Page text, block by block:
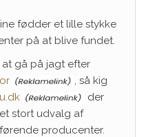
fødder et lille stykke
på at blive fundet.
gå på jagt efter
, så kig
der
stort udvalg af
producenter.